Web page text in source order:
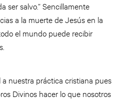
ser salvo.” Sencillamente
a la muerte de Jesús en la
el mundo puede recibir
a nuestra práctica cristiana pues
Divinos hacer lo que nosotros